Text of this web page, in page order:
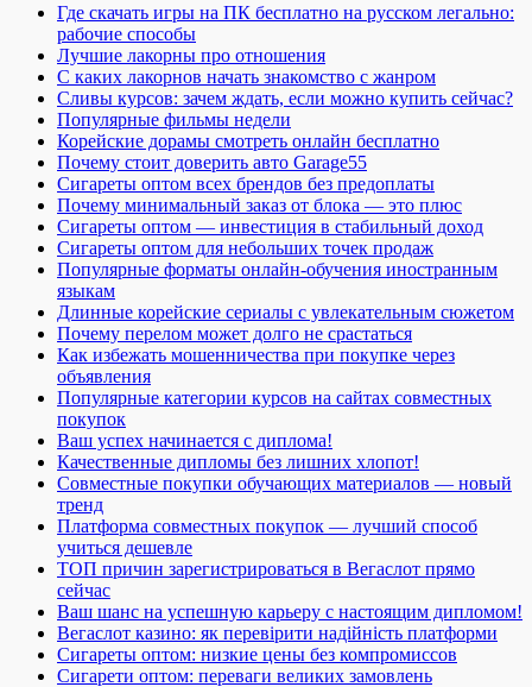
Где скачать игры на ПК бесплатно на русском легально:
рабочие способы
Лучшие лакорны про отношения
С каких лакорнов начать знакомство с жанром
Сливы курсов: зачем ждать, если можно купить сейчас?
Популярные фильмы недели
Корейские дорамы смотреть онлайн бесплатно
Почему стоит доверить авто Garage55
Сигареты оптом всех брендов без предоплаты
Почему минимальный заказ от блока — это плюс
Сигареты оптом — инвестиция в стабильный доход
Сигареты оптом для небольших точек продаж
Популярные форматы онлайн-обучения иностранным
языкам
Длинные корейские сериалы с увлекательным сюжетом
Почему перелом может долго не срастаться
Как избежать мошенничества при покупке через
объявления
Популярные категории курсов на сайтах совместных
покупок
Ваш успех начинается с диплома!
Качественные дипломы без лишних хлопот!
Совместные покупки обучающих материалов — новый
тренд
Платформа совместных покупок — лучший способ
учиться дешевле
ТОП причин зарегистрироваться в Вегаслот прямо
сейчас
Ваш шанс на успешную карьеру с настоящим дипломом!
Вегаслот казино: як перевірити надійність платформи
Сигареты оптом: низкие цены без компромиссов
Сигарети оптом: переваги великих замовлень